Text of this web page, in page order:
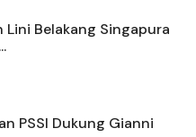
Belakang Singapura
PSSI Dukung Gianni